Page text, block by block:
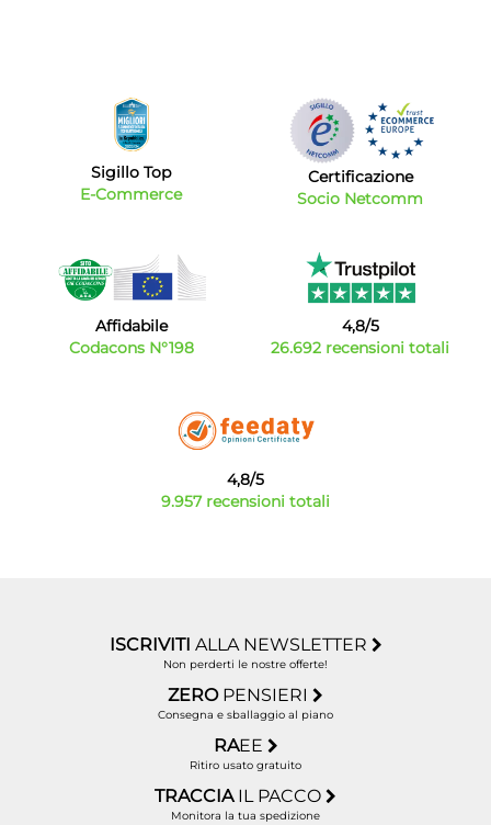
Sigillo Top
E-Commerce
Certificazione
Socio Netcomm
Affidabile
Codacons N°198
4,8/5
26.692 recensioni totali
4,8/5
9.957 recensioni totali
ISCRIVITI ALLA NEWSLETTER
Non perderti le nostre offerte!
ZERO PENSIERI
Consegna e sballaggio al piano
RAEE
Ritiro usato gratuito
TRACCIA IL PACCO
Monitora la tua spedizione